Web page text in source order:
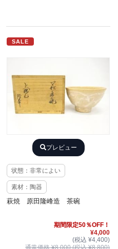
SALE
プレビュー
状態：非常によい
素材：陶器
萩焼 原田隆峰造 茶碗
期間限定50％OFF！
¥4,000
(税込 ¥4,400)